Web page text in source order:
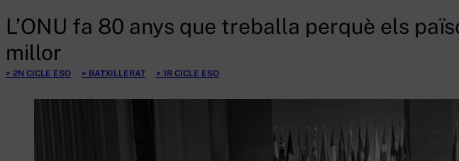
L’ONU fa 80 anys que treballa perquè els
millor
2N CICLE ESO BATXILLERAT 1R CICLE ESO